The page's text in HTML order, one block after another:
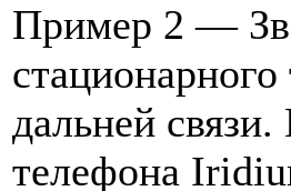
Пример 2 —
дальней
телефона